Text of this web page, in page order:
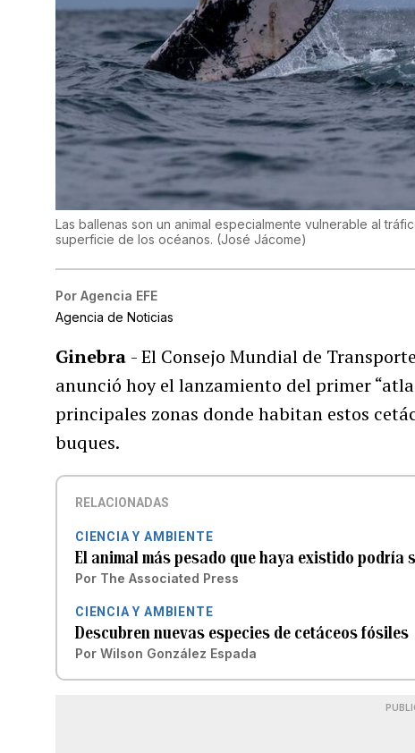
Las ballenas son un animal especialmente vulnerable al
superficie de los océanos. (José Jácome)
Por Agencia EFE
Agencia de Noticias
Ginebra - El Consejo Mundial de
anunció hoy el lanzamiento del primer
principales zonas donde habitan estos
buques.
RELACIONADAS
CIENCIA Y AMBIENTE
El animal más pesado que haya existido
Por The Associated Press
CIENCIA Y AMBIENTE
Descubren nuevas especies de cetáceos fósiles
Por Wilson González Espada